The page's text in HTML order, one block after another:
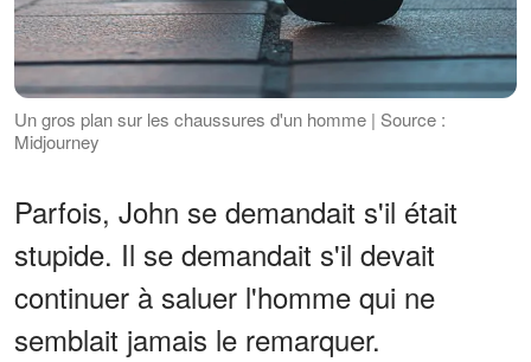
Un gros plan sur les chaussures d'un homme | Source :
Midjourney
Parfois, John se demandait s'il était
stupide. Il se demandait s'il devait
continuer à saluer l'homme qui ne
semblait jamais le remarquer.